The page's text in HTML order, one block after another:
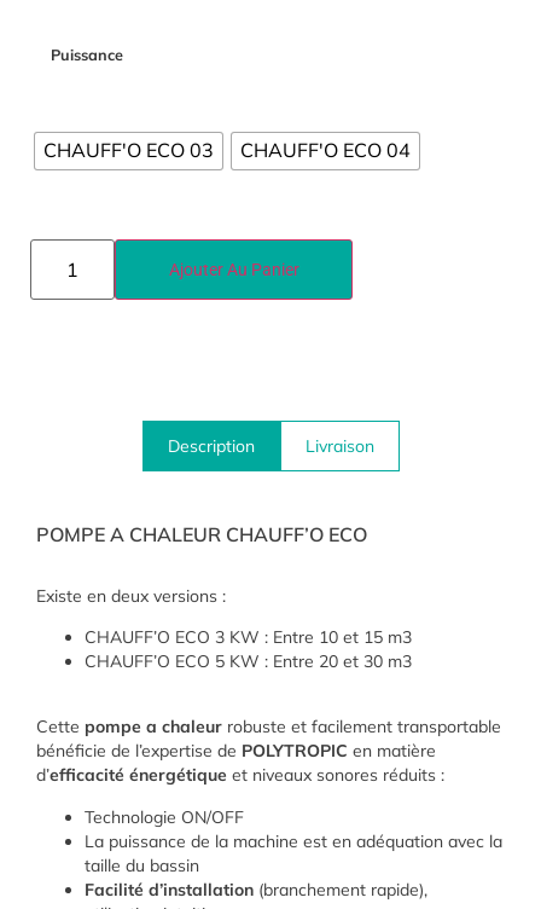
Puissance
CHAUFF'O ECO 03 CHAUFF'O ECO 04
Ajouter Au Panier
Description Livraison
POMPE A CHALEUR CHAUFF’O ECO
Existe en deux versions :
CHAUFF’O ECO 3 KW : Entre 10 et 15 m3
CHAUFF’O ECO 5 KW : Entre 20 et 30 m3
Cette pompe a chaleur robuste et facilement transportable
bénéficie de l’expertise de POLYTROPIC en matière
d’efficacité énergétique et niveaux sonores réduits :
Technologie ON/OFF
La puissance de la machine est en adéquation avec la
taille du bassin
Facilité d’installation (branchement rapide),